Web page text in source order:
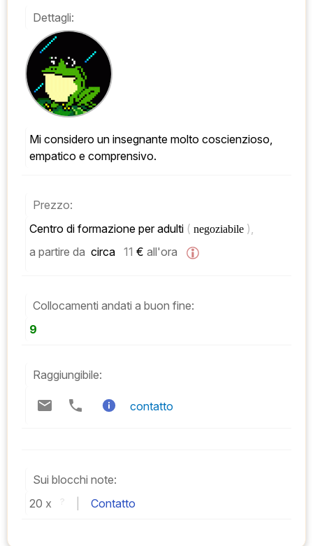
Dettagli:
Mi considero un insegnante molto coscienzioso,
empatico e comprensivo.
Prezzo:
Centro di formazione per adulti ( negoziabile ),
a partire da circa 11 € all'ora
Collocamenti andati a buon fine:
9
Raggiungibile:
contatto
Sui blocchi note:
20 x ? Contatto